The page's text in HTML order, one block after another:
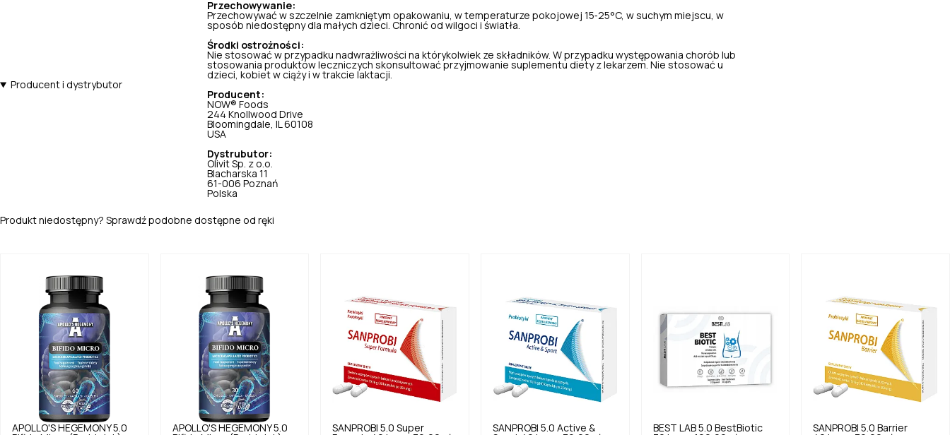
Przechowywanie:
Przechowywać w szczelnie zamkniętym opakowaniu, w temperaturze pokojowej 15‑25°C, w suchym miejscu, w
sposób niedostępny dla małych dzieci. Chronić od wilgoci i światła.
Środki ostrożności:
Nie stosować w przypadku nadwrażliwości na którykolwiek ze składników. W przypadku występowania chorób lub
stosowania produktów leczniczych skonsultować przyjmowanie suplementu diety z lekarzem. Nie stosować u
dzieci, kobiet w ciąży i w trakcie laktacji.
Producent i dystrybutor
Producent:
NOW® Foods
244 Knollwood Drive
Bloomingdale, IL 60108
USA
Dystrubutor:
Olivit Sp. z o.o.
Blacharska 11
61-006 Poznań
Polska
Produkt niedostępny? Sprawdź podobne dostępne od ręki
APOLLO'S HEGEMONY 5.0
APOLLO'S HEGEMONY 5.0
SANPROBI 5.0 Super
SANPROBI 5.0 Active &
BEST LAB 5.0 BestBiotic
SANPROBI 5.0 Barrier